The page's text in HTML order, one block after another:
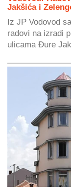
Jakšića i
Iz JP Vodovod
radovi na izradi
ulicama Đure